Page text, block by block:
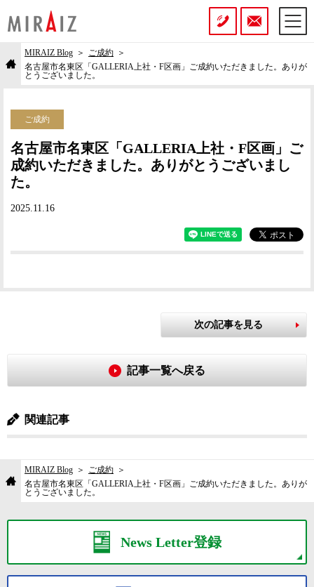
MIRAIZ Blog
ご成約
名古屋市名東区「GALLERIA上社・F区画」ご成約いただきました。ありが
とうございました。
ご成約
名古屋市名東区「GALLERIA上社・F区画」ご
成約いただきました。ありがとうございまし
た。
2025.11.16
記事一覧へ戻る
次の記事を見る
関連記事
MIRAIZ Blog
ご成約
名古屋市名東区「GALLERIA上社・F区画」ご成約いただきました。ありが
とうございました。
News Letter登録